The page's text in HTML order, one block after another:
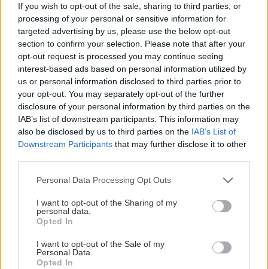
If you wish to opt-out of the sale, sharing to third parties, or
processing of your personal or sensitive information for
targeted advertising by us, please use the below opt-out
section to confirm your selection. Please note that after your
opt-out request is processed you may continue seeing
interest-based ads based on personal information utilized by
us or personal information disclosed to third parties prior to
your opt-out. You may separately opt-out of the further
disclosure of your personal information by third parties on the
IAB’s list of downstream participants. This information may
also be disclosed by us to third parties on the IAB’s List of
Downstream Participants that may further disclose it to other
Please note that this website/app uses one or more Google
not limited to your visit or usage behaviour. You may click to
grant or deny consent to Google and its third-party tags to
use your data for below specified purposes in below Google
consent section.
Personal Data Processing Opt Outs
I want to opt-out of the Sharing of my
personal data.
Opted In
I want to opt-out of the Sale of my
Personal Data.
Opted In
LISA AGERHULT ÄR NY ORDFÖRANDE I
LINKÖPING HOCKEY CLUB
Publicerad: 2026-08-04 1 min läsning